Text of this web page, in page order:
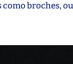
broches,